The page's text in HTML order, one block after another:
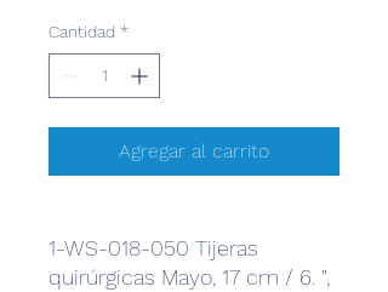
Cantidad *
Agregar al carrito
1-WS-018-050 Tijeras
quirúrgicas Mayo, 17 cm / 6. ",